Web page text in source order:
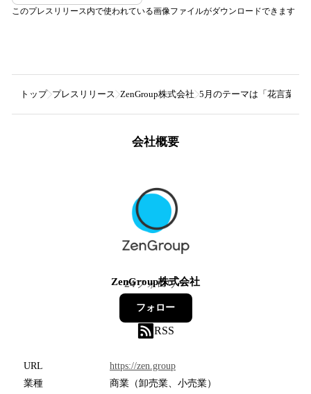
このプレスリリース内で使われている画像ファイルがダウンロードできます
トップ プレスリリース ZenGroup株式会社 5月のテーマは「花言葉」
会社概要
ZenGroup株式会社
24フォロワー
フォロー
RSS
URL
https://zen.group
業種
商業（卸売業、小売業）